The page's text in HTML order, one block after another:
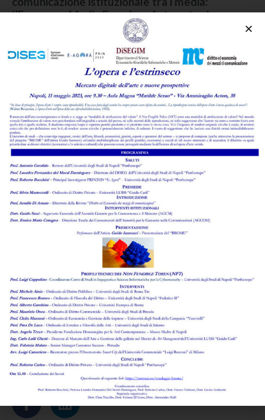
l’European Media Freedom Act contro la
strumentalizzazione politica
Paola Verrusio
Leggi l'abstract >
Il lavoro di fronte alla sfida dell’intelligenza
artificiale: la via italiana alla regolazione del
fenomeno tra opportunità e meccanismi di
tutela, individuali e collettivi
diMarcello D'Aponte
Leggi l'abstract >
Allucinazioni dell’IA e difese giudiziali al banco di
prova della lite temeraria
di Giovanni Agrusti
Leggi l'abstract >
Rassegna di giurisprudenza commentata
Leggi l'abstract >
Rassegna di legislazione e regolamentazione
diAnna Papa
Leggi l'abstract >
Seguici su